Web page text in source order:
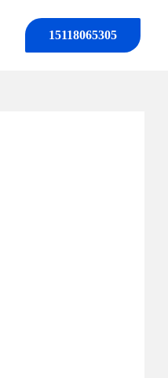
15118065305